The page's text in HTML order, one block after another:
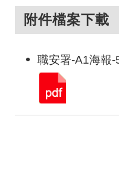
附件檔案下載
職安署-A1海報